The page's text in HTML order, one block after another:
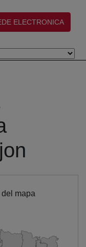
en nueva ventana)
ELECTRONICA
mapa